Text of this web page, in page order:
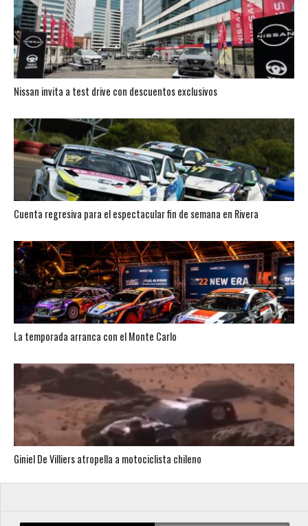
Nissan invita a test drive con descuentos exclusivos
Cuenta regresiva para el espectacular fin de semana en Rivera
La temporada arranca con el Monte Carlo
Giniel De Villiers atropella a motociclista chileno